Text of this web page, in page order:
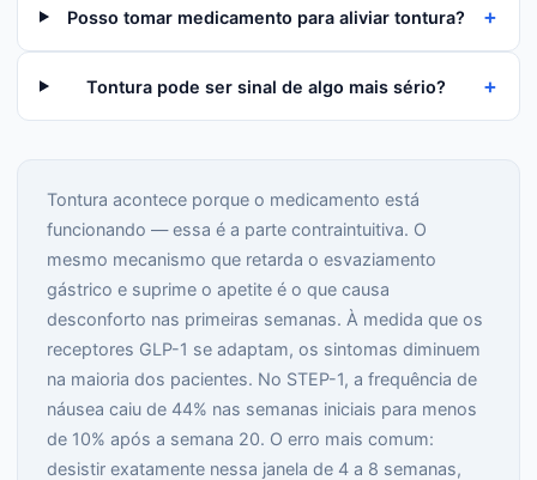
Posso tomar medicamento para aliviar tontura? +
Tontura pode ser sinal de algo mais sério? +
Tontura acontece porque o medicamento está
funcionando — essa é a parte contraintuitiva. O
mesmo mecanismo que retarda o esvaziamento
gástrico e suprime o apetite é o que causa
desconforto nas primeiras semanas. À medida que os
receptores GLP-1 se adaptam, os sintomas diminuem
na maioria dos pacientes. No STEP-1, a frequência de
náusea caiu de 44% nas semanas iniciais para menos
de 10% após a semana 20. O erro mais comum:
desistir exatamente nessa janela de 4 a 8 semanas,